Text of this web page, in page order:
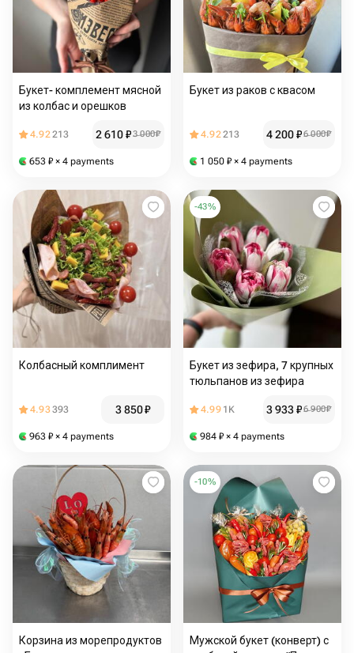
Букет- комплемент мясной
из колбас и орешков
4.92213 2 610₽3 000₽
653 ₽ × 4 payments
Букет из раков с квасом
4.92213 4 200₽6 000₽
1 050 ₽ × 4 payments
Колбасный комплимент
4.93393 3 850₽
963 ₽ × 4 payments
-43%
Букет из зефира, 7 крупных
тюльпанов из зефира
4.99 1K 3 933₽6 900₽
984 ₽ × 4 payments
Корзина из морепродуктов
-10%
Мужской букет (конверт) с